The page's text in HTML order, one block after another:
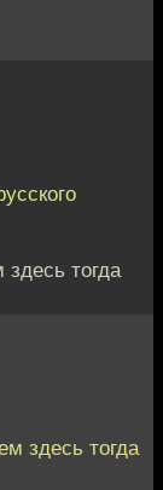
тогда
здесь тогда